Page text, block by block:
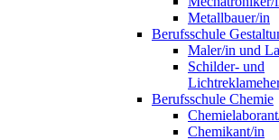
Metallbauer/in
Berufsschule
Maler/in und
Schilder- und
Berufsschule Chemie
Chemikant/in